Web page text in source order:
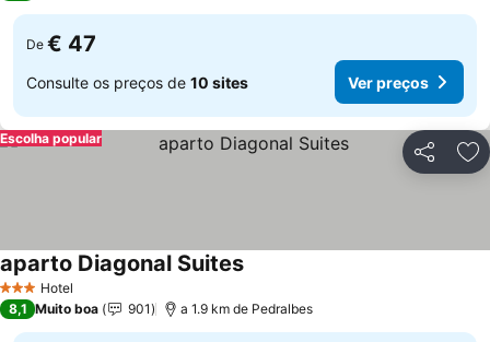
De € 47
Consulte os preços de 10 sites Ver preços
Partilhar
Escolha popular
3 EstrelasHotel
aparto Diagonal Suites
8,1 Muito boa 901 a 1.9 km de Pedralbes